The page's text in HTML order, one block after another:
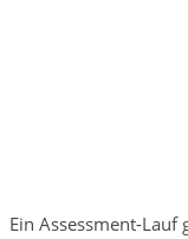
Ein Assessment-